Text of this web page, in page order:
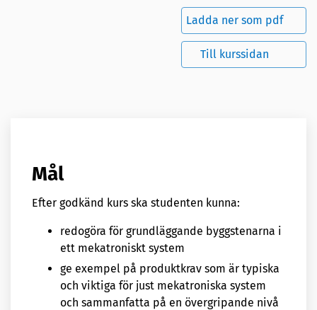
Ladda ner som pdf
Till kurssidan
Mål
Efter godkänd kurs ska studenten kunna:
redogöra för grundläggande byggstenarna i
ett mekatroniskt system
ge exempel på produktkrav som är typiska
och viktiga för just mekatroniska system
och sammanfatta på en övergripande nivå